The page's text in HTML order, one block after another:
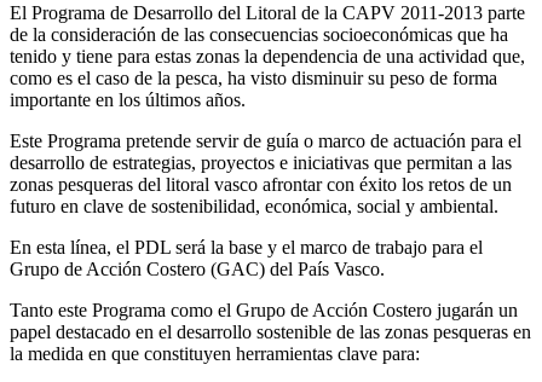
El Programa de Desarrollo del Litoral de la CAPV 2011-2013 parte
de la consideración de las consecuencias socioeconómicas que ha
tenido y tiene para estas zonas la dependencia de una actividad que,
como es el caso de la pesca, ha visto disminuir su peso de forma
importante en los últimos años.
Este Programa pretende servir de guía o marco de actuación para el
desarrollo de estrategias, proyectos e iniciativas que permitan a las
zonas pesqueras del litoral vasco afrontar con éxito los retos de un
futuro en clave de sostenibilidad, económica, social y ambiental.
En esta línea, el PDL será la base y el marco de trabajo para el
Grupo de Acción Costero (GAC) del País Vasco.
Tanto este Programa como el Grupo de Acción Costero jugarán un
papel destacado en el desarrollo sostenible de las zonas pesqueras en
la medida en que constituyen herramientas clave para: